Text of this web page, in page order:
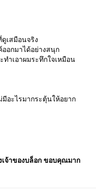
เสมือนจริง
อกมาได้อย่างสนุก
ำเอาผมระทึกใจเหมือน
มีอะไรมากระตุ้นให้อยาก
จ้าของบล็อก ขอบคุณมาก